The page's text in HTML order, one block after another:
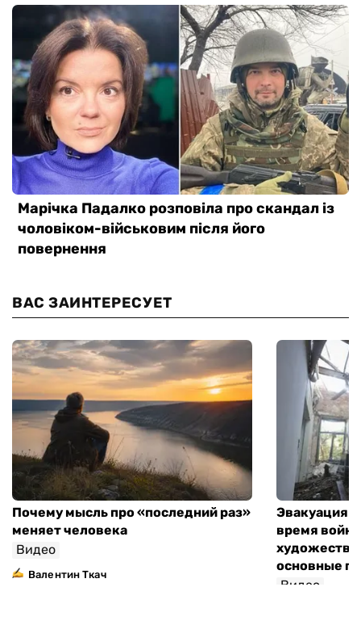
ВАС ЗАИНТЕРЕСУЕТ
Почему мысль про «последний раз»
меняет человека
Видео
Валентин Ткач
Эвакуация
время
основные
Видео